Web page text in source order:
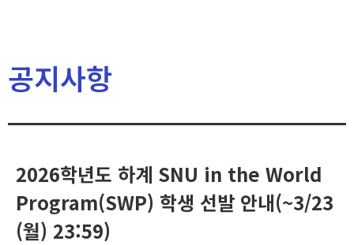
공지사항
2026학년도 하계 SNU in the World
Program(SWP) 학생 선발 안내(~3/23
(월) 23:59)